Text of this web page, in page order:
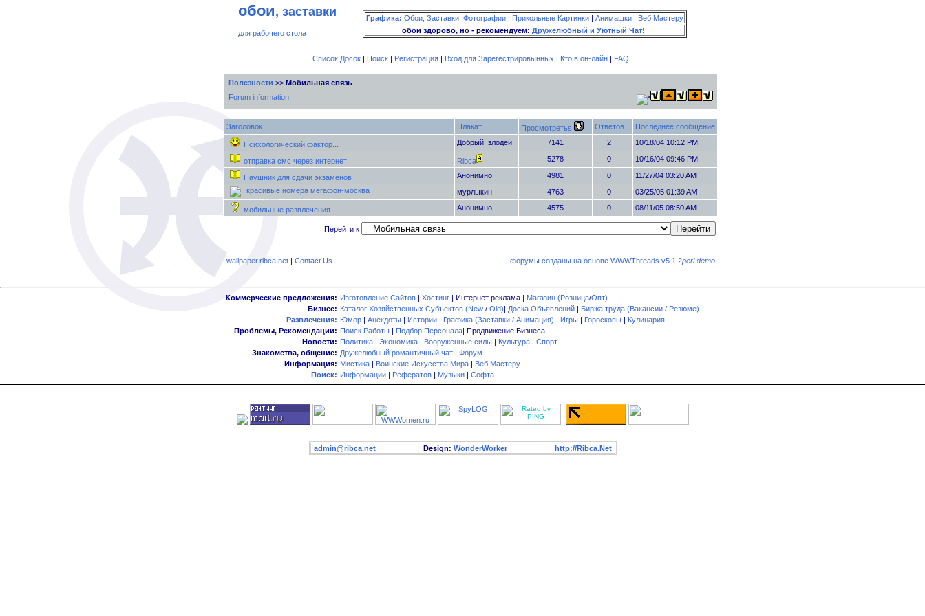
обои, заставки
для рабочего стола
Графика: Обои, Заставки, Фотографии | Прикольные Картинки | Анимашки | Веб Мастеру
обои здорово, но - рекомендуем: Дружелюбный и Уютный Чат!
Список Досок| Поиск| Регистрация| Вход для Зарегестрировынных | Кто в он-лайн| FAQ
Полезности >> Мобильная связь
Forum information
Заголовок Плакат Просмотретьs Ответов Последнее сообщение
Психологический фактор... Добрый_злодей 7141 2 10/18/04 10:12 PM
отправка смс через интернет Ribca 5278 0 10/16/04 09:46 PM
Наушник для сдачи экзаменов Анонимно 4981 0
11/27/04 03:20 AM
красивые номера мегафон-москва
мурлыкин 4763 0 03/25/05 01:39 AM
мобильные развлечения Анонимно 4575 0 08/11/05 08:50 AM
Перейти к
wallpaper.ribca.net| Contact Us форумы созданы на основе WWWThreads v5.1.2perl demo
Коммерческие предложения: Изготовление Сайтов | Хостинг | Интернет реклама | Магазин (Розница/Опт)
Бизнес: Каталог Хозяйственных Субъектов (New / Old)| Доска Объявлений | Биржа труда (Вакансии / Резюме)
Развлечения: Юмор | Анекдоты | Истории | Графика (Заставки / Анимация) | Игры | Гороскопы | Кулинария
Проблемы, Рекомендации: Поиск Работы | Подбор Персонала| Продвижение Бизнеса
Новости: Политика | Экономика | Вооруженные силы | Культура | Спорт
Знакомства, общение: Дружелюбный романтичный чат | Форум
Информация: Мистика | Воинские Искусства Мира | Веб Мастеру
Поиск: Информации | Рефератов | Музыки | Софта
admin@ribca.netDesign: WonderWorker http://Ribca.Net